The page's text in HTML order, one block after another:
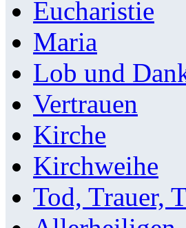
Eucharistie
Maria
Lob und
Vertrauen
Kirche
Kirchweihe
Tod, Trauer,